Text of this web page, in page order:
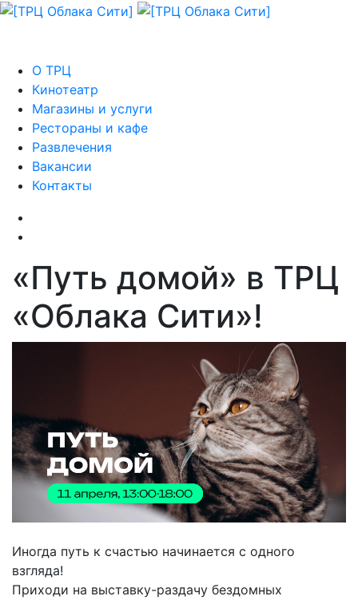
О ТРЦ
Кинотеатр
Магазины и услуги
Рестораны и кафе
Развлечения
Вакансии
Контакты
«Путь домой» в ТРЦ
«Облака Сити»!
Иногда путь к счастью начинается с одного
взгляда!
Приходи на выставку-раздачу бездомных